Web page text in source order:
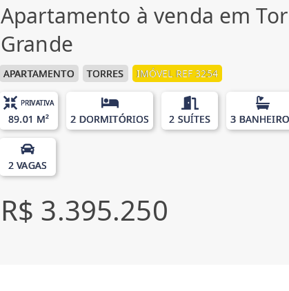
Apartamento à venda em
Grande
APARTAMENTO TORRES IMÓVEL REF 3254
PRIVATIVA
89.01 M² 2 DORMITÓRIOS 2 SUÍTES 3
2 VAGAS
R$ 3.395.250